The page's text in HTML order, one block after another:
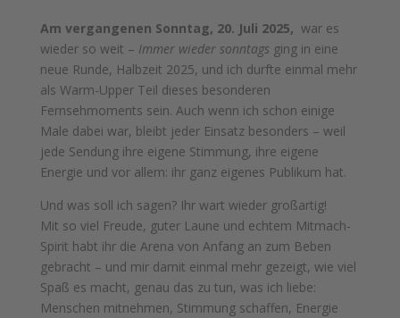
Am vergangenen Sonntag, 20. Juli 2025, war es
wieder so weit – Immer wieder sonntags ging in eine
neue Runde, Halbzeit 2025, und ich durfte einmal mehr
als Warm-Upper Teil dieses besonderen
Fernsehmoments sein. Auch wenn ich schon einige
Male dabei war, bleibt jeder Einsatz besonders – weil
jede Sendung ihre eigene Stimmung, ihre eigene
Energie und vor allem: ihr ganz eigenes Publikum hat.
Und was soll ich sagen? Ihr wart wieder großartig!
Mit so viel Freude, guter Laune und echtem Mitmach-
Spirit habt ihr die Arena von Anfang an zum Beben
gebracht – und mir damit einmal mehr gezeigt, wie viel
Spaß es macht, genau das zu tun, was ich liebe:
Menschen mitnehmen, Stimmung schaffen, Energie